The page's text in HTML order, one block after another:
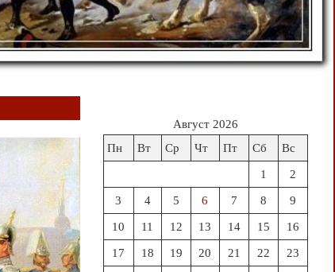
Август 2026
Пн
Вт Ср Чт Пт Сб Вс
1 2
3 4 5 6 7 8 9
10 11 12 13 14 15 16
17 18 19 20 21 22 23